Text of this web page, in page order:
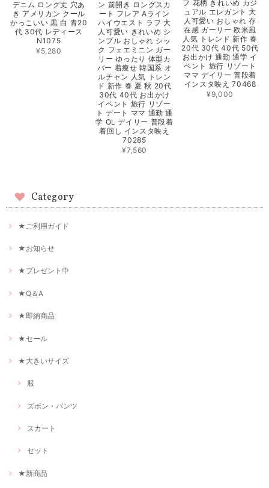
デニム ロング丈 穴あ
き アメリカン クール
かっこいい 黒 白 青20
代 30代 レディース
N1075
¥5,280
ン 前開き ロングスカ
ート フレア Aライン
ハイウエスト ラフ 大
人可愛い きれいめ シ
ンプル おしゃれ シッ
ク フェエミニン ガー
リー ゆったり 体型カ
バー 着痩せ 韓国系 オ
ルチャン 人気 トレン
ド 新作 春 夏 秋 20代
30代 40代 お出かけ
イベント 旅行 リゾー
ト デート ママ 通勤 通
学 OL デイリー 普段着
着回し インスタ映え
70285
¥7,560
フ 花柄 きれいめ カジ
ュアル エレガント 大
人可愛い おしゃれ 存
在感 ガーリー 欧米風
人気 トレンド 新作 春
20代 30代 40代 50代
お出かけ 通勤 通学 イ
ベント 旅行 リゾート
ママ デイリー 普段着
インスタ映え 70468
¥9,000
Category
★ご利用ガイド
★お知らせ
★プレゼント中
★Q＆A
★即納商品
★セール
★大きいサイズ
服
ズボン・パンツ
スカート
セット
★新商品